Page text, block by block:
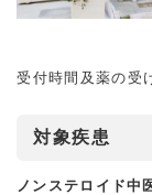
受付時間及薬の受
対象疾患
ノンステロイド中